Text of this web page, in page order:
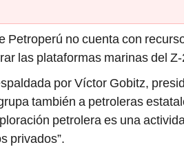
Petroperú no cuenta con
las plataformas marinas del
por Víctor Gobitz,
también a petroleras
petrolera es una
privados”.